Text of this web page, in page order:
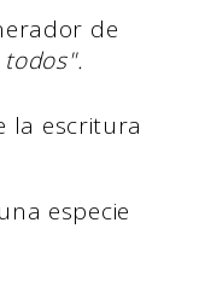
de
la escritura
especie